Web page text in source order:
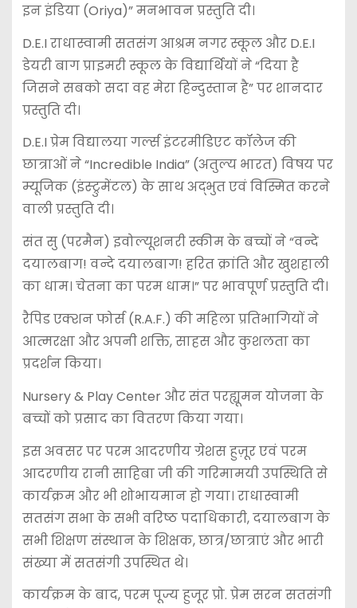
इन इंडिया (Oriya)” मनभावन प्रस्तुति दी।
D.E.I राधास्वामी सतसंग आश्रम नगर स्कूल और D.E.I
डेयरी बाग प्राइमरी स्कूल के विद्यार्थियों ने “दिया है
जिसने सबको सदा वह मेरा हिन्दुस्तान है” पर शानदार
प्रस्तुति दी।
D.E.I प्रेम विद्यालया गर्ल्स इंटरमीडिएट कॉलेज की
छात्राओं ने “Incredible India” (अतुल्य भारत) विषय पर
म्यूजिक (इंस्ट्रुमेंटल) के साथ अद्भुत एवं विस्मित करने
वाली प्रस्तुति दी।
संत सु (परमैन) इवोल्यूशनरी स्कीम के बच्चों ने “वन्दे
दयालबाग! वन्दे दयालबाग! हरित क्रांति और खुशहाली
का धाम। चेतना का परम धाम।” पर भावपूर्ण प्रस्तुति दी।
रैपिड एक्शन फोर्स (R.A.F.) की महिला प्रतिभागियों ने
आत्मरक्षा और अपनी शक्ति, साहस और कुशलता का
प्रदर्शन किया।
Nursery & Play Center और संत परह्यूमन योजना के
बच्चों को प्रसाद का वितरण किया गया।
इस अवसर पर परम आदरणीय ग्रेशस हुज़ूर एवं परम
आदरणीय रानी साहिबा जी की गरिमामयी उपस्थिति से
कार्यक्रम और भी शोभायमान हो गया। राधास्वामी
सतसंग सभा के सभी वरिष्ठ पदाधिकारी, दयालबाग के
सभी शिक्षण संस्थान के शिक्षक, छात्र/छात्राएं और भारी
संख्या में सतसंगी उपस्थित थे।
कार्यक्रम के बाद, परम पूज्य हुजूर प्रो. प्रेम सरन सतसंगी